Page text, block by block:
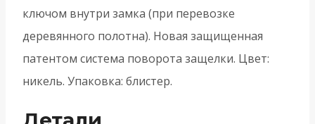
ключом внутри замка (при перевозке
деревянного полотна). Новая защищенная
патентом система поворота защелки. Цвет:
никель. Упаковка: блистер.